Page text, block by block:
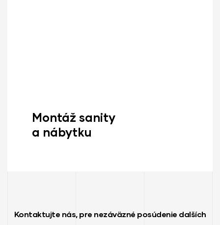
Montáž sanity
a nábytku
Kontaktujte nás, pre nezáväzné posúdenie dalších